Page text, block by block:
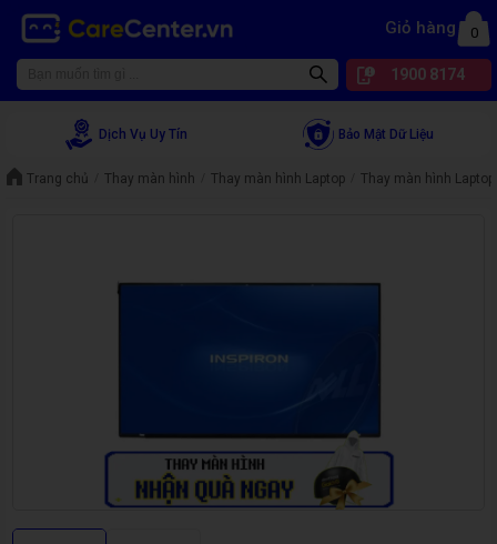
Giỏ hàng 0
1900 8174
Dịch Vụ Uy Tín Bảo Mật Dữ Liệu
Trang chủ Thay màn hình Thay màn hình Laptop Thay màn hình